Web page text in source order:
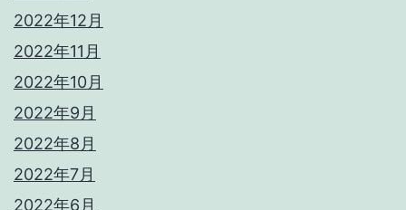
2022年12月
2022年11月
2022年10月
2022年9月
2022年8月
2022年7月
2022年6月